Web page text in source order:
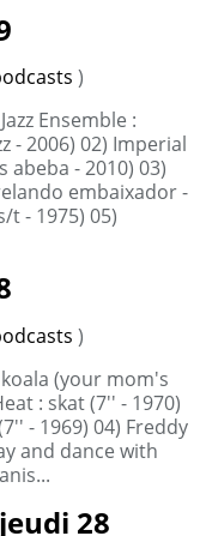
)
Ensemble :
- 2006) 02) Imperial
abeba - 2010) 03)
embaixador -
t - 1975) 05)
)
(your mom's
: skat (7'' - 1970)
- 1969) 04) Freddy
and dance with
28